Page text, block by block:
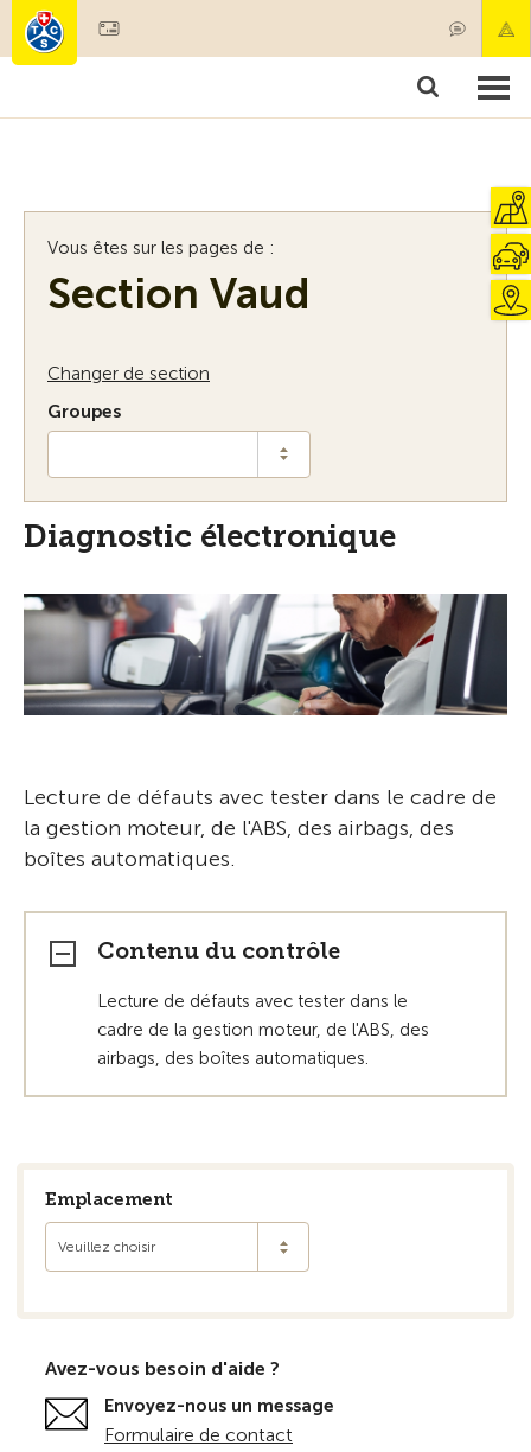
Membres & prestations
Vous êtes sur les pages de :
Section Vaud
Changer de section
Groupes
Diagnostic électronique
Lecture de défauts avec tester dans le cadre de
la gestion moteur, de l'ABS, des airbags, des
boîtes automatiques.
Contenu du contrôle
Lecture de défauts avec tester dans le
cadre de la gestion moteur, de l'ABS, des
airbags, des boîtes automatiques.
Emplacement
Veuillez choisir
Avez-vous besoin d'aide ?
Envoyez-nous un message
Formulaire de contact